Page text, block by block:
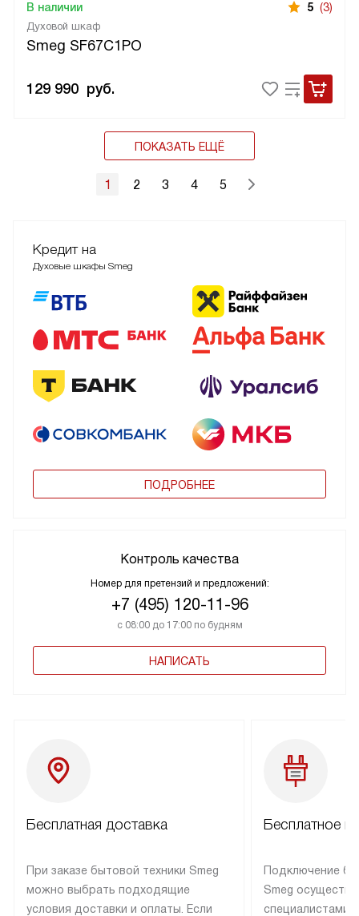
Духовой шкаф
Smeg SF67C1PO
В наличии 5 (3)
129 990 руб.
ПОКАЗАТЬ ЕЩЁ
1 2 3 4 5
Кредит на
Духовые шкафы Smeg
ПОДРОБНЕЕ
Контроль качества
Номер для претензий и предложений:
+7 (495) 120-11-96
с 08:00 до 17:00 по будням
НАПИСАТЬ
Бесплатная доставка
При заказе бытовой техники Smeg
можно выбрать подходящие
условия доставки и оплаты. Если
Бесплатное
Подключение
Smeg
специалистами